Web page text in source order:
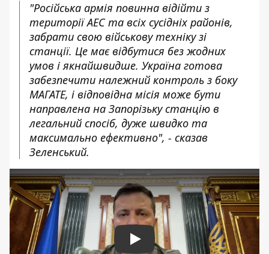
"Російська армія повинна відійти з
території АЕС та всіх сусідніх районів,
забрати свою військову техніку зі
станції. Це має відбутися без жодних
умов і якнайшвидше. Україна готова
забезпечити належний контроль з боку
МАГАТЕ, і відповідна місія може бути
направлена на Запорізьку станцію в
легальний спосіб, дуже швидко та
максимально ефективно", - сказав
Зеленський.
Play